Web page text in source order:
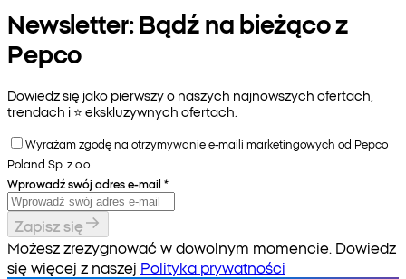
Newsletter: Bądź na bieżąco z
Pepco
Dowiedz się jako pierwszy o naszych najnowszych ofertach,
trendach i ⭐️ ekskluzywnych ofertach.
Wyrażam zgodę na otrzymywanie e-maili marketingowych od Pepco
Poland Sp. z o.o.
Wprowadź swój adres e-mail *
Zapisz się
Możesz zrezygnować w dowolnym momencie. Dowiedz
się więcej z naszej Polityka prywatności